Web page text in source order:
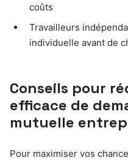
coûts
Travailleurs
individuelle avant de
Conseils pour
efficace de
mutuelle
Pour maximiser vos